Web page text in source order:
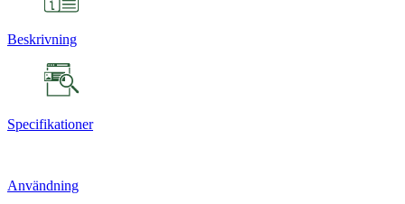
Beskrivning
Specifikationer
Användning